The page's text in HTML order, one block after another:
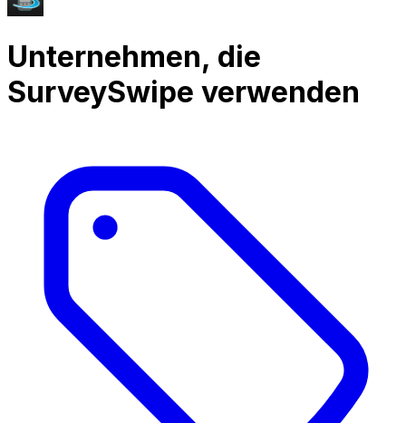
Unternehmen, die
SurveySwipe verwenden